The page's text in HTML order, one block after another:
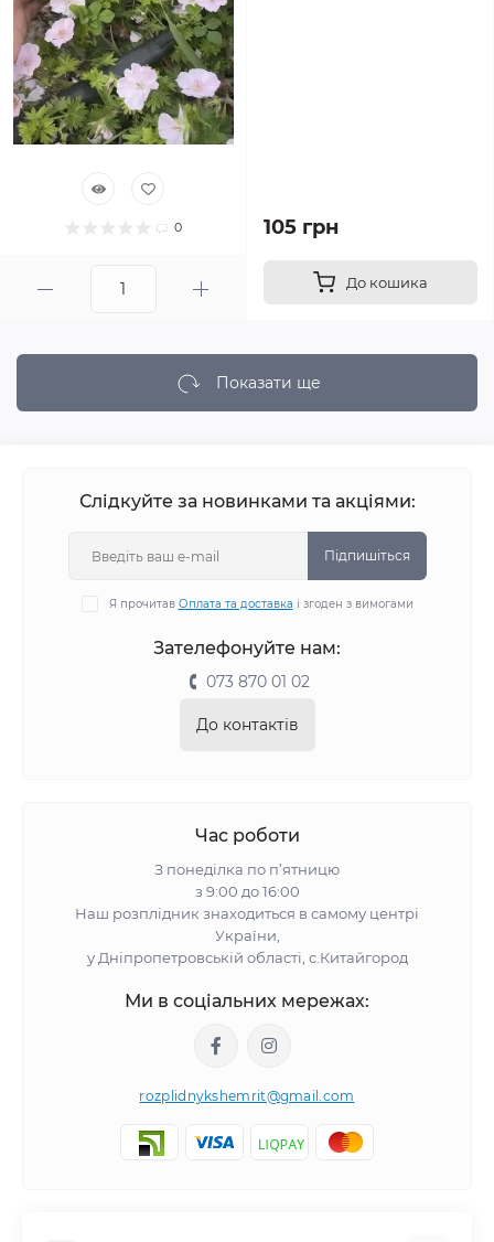
0 105 грн
До кошика
Показати ще
Слідкуйте за новинками та акціями:
Підпишіться
Я прочитав Оплата та доставка і згоден з вимогами
Зателефонуйте нам:
073 870 01 02
До контактів
Час роботи
З понеділка по п’ятницю
з 9:00 до 16:00
Наш розплідник знаходиться в самому центрі
України,
у Дніпропетровській області, с.Китайгород
Ми в соціальних мережах:
rozplidnykshemrit@gmail.com